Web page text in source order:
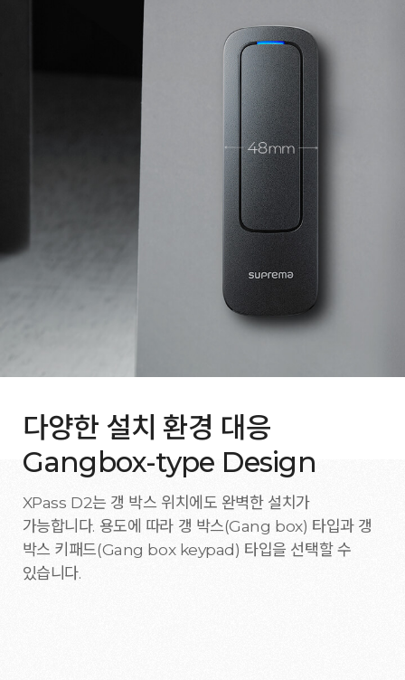
다양한 설치 환경 대응
Gangbox-type Design
XPass D2는 갱 박스 위치에도 완벽한 설치가
가능합니다. 용도에 따라 갱 박스(Gang box) 타입과 갱
박스 키패드(Gang box keypad) 타입을 선택할 수
있습니다.